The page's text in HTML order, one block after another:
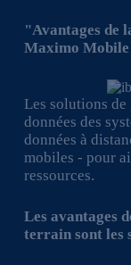
"Avantages de
Maximo
Les solutions
données des
données à
mobiles - pour
ressources.
Les avantages
terrain sont les